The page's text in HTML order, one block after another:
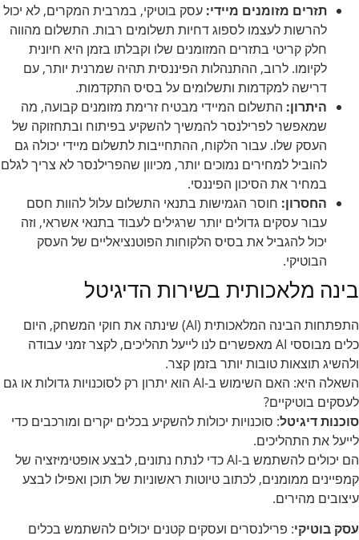
תזרים מזומנים מיידי: עסק בוטיקי, במרבית המקרים, לא יכול
להרשות לעצמו לספוג דחיות תשלומים רבות. התשלום מהווה
חלק קריטי בתזרים המזומנים שלו וקבלתו בזמן היא חיונית
לקיומו. לרוב, ההתנהלות הפיננסית תהיה שמרנית יותר, עם
דרישה למקדמות ותשלומים על בסיס התקדמות.
היתרון: התשלום המיידי מבטיח זרימת מזומנים קבועה, מה
שמאפשר לפרילנסר להמשיך להשקיע בפיתוח ובתחזוקה של
העסק שלו. עבור הלקוח, ההתחייבות לתשלום מיידי יכולה גם
להוביל למחירים נמוכים יותר, מכיוון שהפרילנסר לא צריך לגלם
במחיר את הסיכון הפיננסי.
החסרון: חוסר הגמישות בתנאי התשלום עלול להוות חסם
עבור עסקים גדולים יותר שרגילים לעבוד בתנאי אשראי, וזה
יכול להגביל את בסיס הלקוחות הפוטנציאליים של העסק
הבוטיקי.
בינה מלאכותית בשירות הדיגיטל
התפתחות הבינה המלאכותית (AI) שינתה את חוקי המשחק, היום
כלים מבוססי AI מאפשרים לנו לייעל תהליכים, לקצר זמני עבודה
ולהשיג תוצאות טובות יותר בזמן קצר.
השאלה היא: האם השימוש ב-AI הוא יתרון רק לסוכנויות גדולות או גם
לעסקים בוטיקיים?
סוכנות דיגיטל: סוכנויות יכולות להשקיע בכלים יקרים ומורכבים כדי
לייעל את התהליכים.
הם יכולים להשתמש ב-AI כדי לנתח נתונים, לבצע אופטימיזציה של
קמפיינים ממומנים, לכתוב טיוטות ראשוניות של תוכן ואפילו לבצע
עיצובים מהירים.
עסק בוטיקי: פרילנסרים ועסקים קטנים יכולים להשתמש בכלים